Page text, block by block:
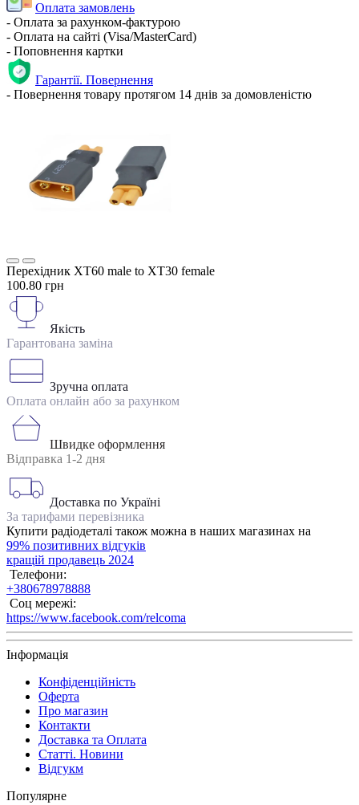
Оплата замовлень
- Оплата за рахунком-фактурою
- Оплата на сайті (Visa/MasterCard)
- Поповнення картки
Гарантії. Повернення
- Повернення товару протягом 14 днів за домовленістю
Перехідник XT60 male to XT30 female
100.80 грн
Якість
Гарантована заміна
Зручна оплата
Оплата онлайн або за рахунком
Швидке оформлення
Відправка 1-2 дня
Доставка по Україні
За тарифами перевізника
Купити радіодеталі також можна в наших магазинах на
99% позитивних відгуків
кращій продавець 2024
Телефони:
+380678978888
Соц мережі:
https://www.facebook.com/relcoma
Інформація
Конфіденційність
Оферта
Про магазин
Контакти
Доставка та Оплата
Статті. Новини
Відгукм
Популярне